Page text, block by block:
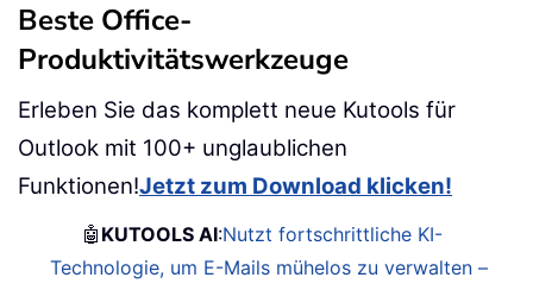
Beste Office-
Produktivitätswerkzeuge
Erleben Sie das komplett neue Kutools für
Outlook mit 100+ unglaublichen
Funktionen!Jetzt zum Download klicken!
🤖 KUTOOLS AI:Nutzt fortschrittliche KI-
Technologie, um E-Mails mühelos zu verwalten –